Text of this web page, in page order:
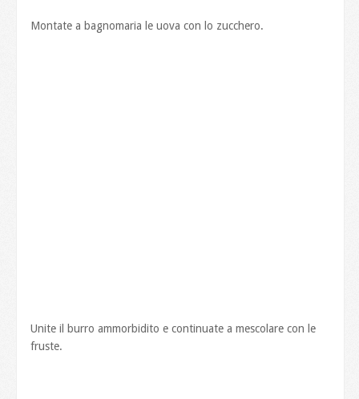
Montate a bagnomaria le uova con lo zucchero.
Unite il burro ammorbidito e continuate a mescolare con le
fruste.